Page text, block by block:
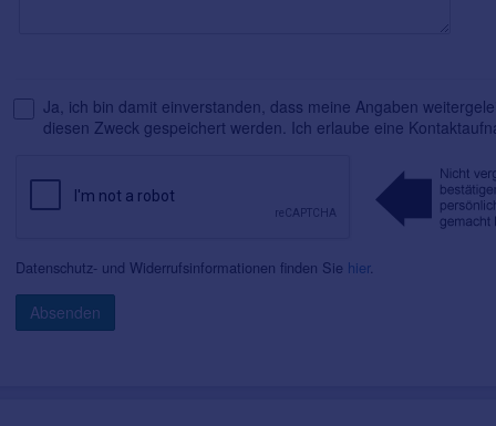
Ja, ich bin damit einverstanden, dass meine Angaben
diesen Zweck gespeichert werden. Ich erlaube eine
Datenschutz- und Widerrufsinformationen finden Sie hier.
Absenden